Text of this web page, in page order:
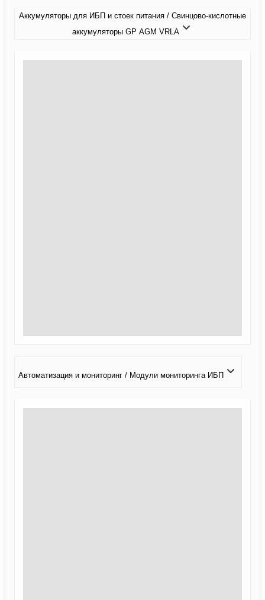
Аккумуляторы для ИБП и стоек питания / Свинцово-кислотные
аккумуляторы GP AGM VRLA
Автоматизация и мониторинг / Модули мониторинга ИБП